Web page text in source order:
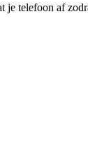
je telefoon af